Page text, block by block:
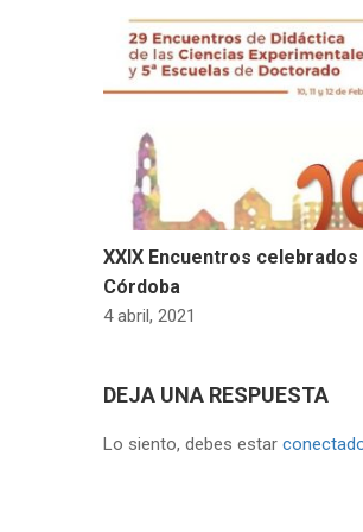
XXIX Encuentros celebrados
Córdoba
4 abril, 2021
DEJA UNA RESPUESTA
Lo siento, debes estar